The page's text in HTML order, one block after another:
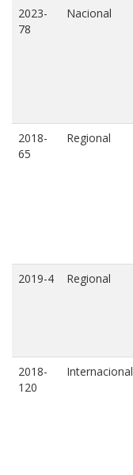
2023-
78
Nacional
2018-
65
Regional
2019-4 Regional
2018-
120
Internacional